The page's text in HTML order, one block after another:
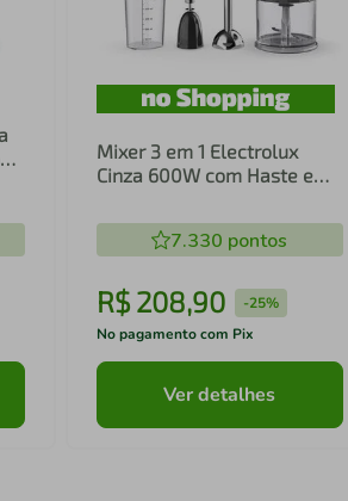
Mixer 3 em 1 Electrolux
Cinza 600W com Haste em
(EIB20)
7.330 pontos
R$ 208,90 -25%
No pagamento com Pix
Ver detalhes